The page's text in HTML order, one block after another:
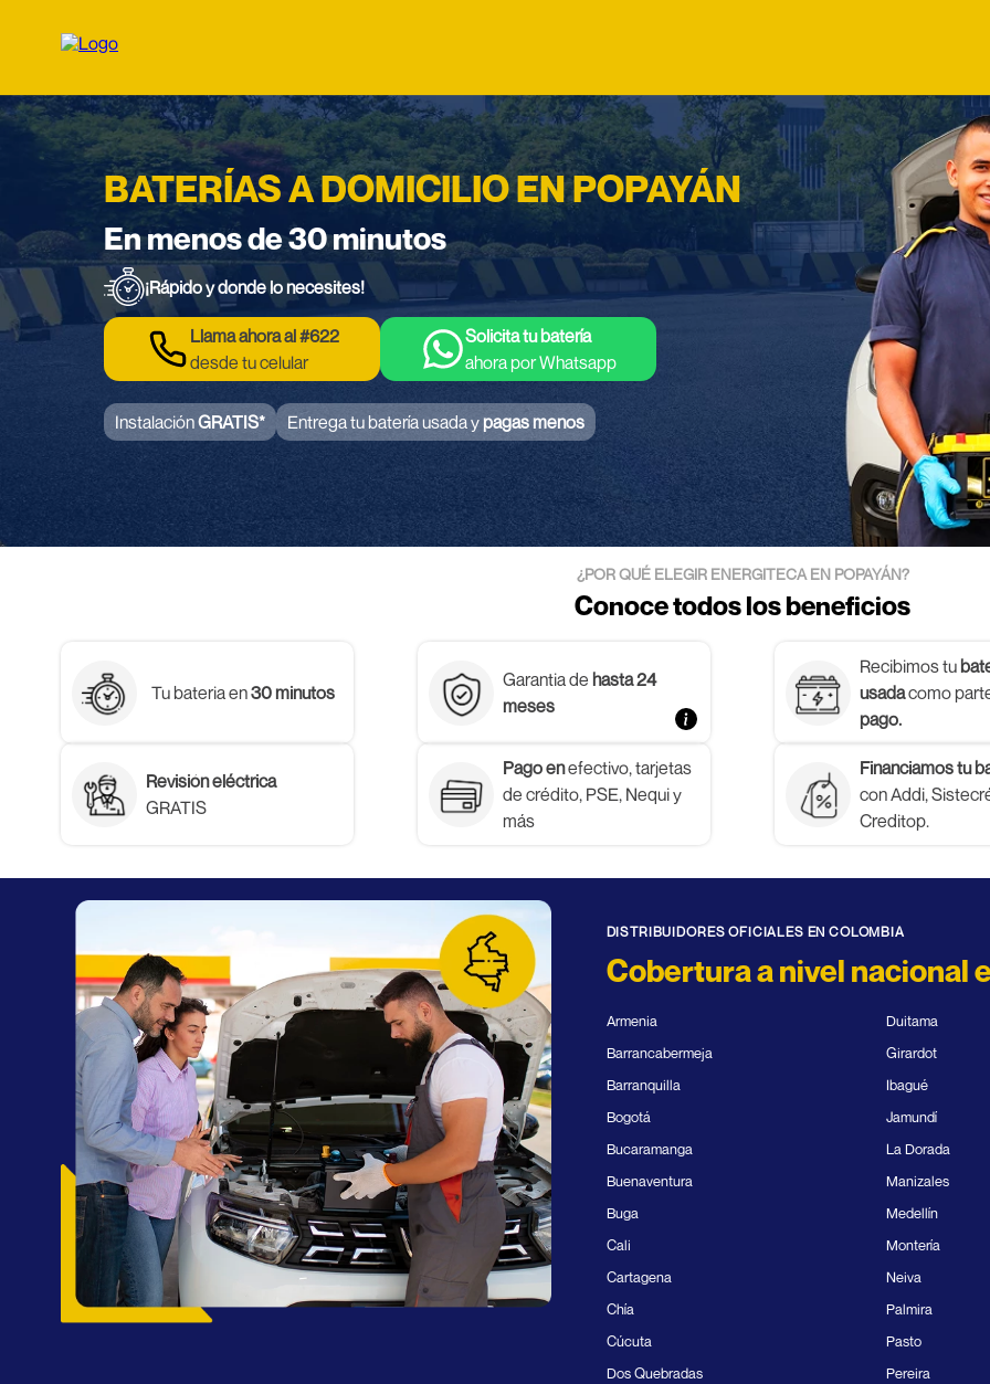
BATERÍAS A DOMICILIO EN POPAYÁN
En menos de 30 minutos
¡Rápido y donde lo necesites!
Llama ahora al #622
desde tu celular
Solicita tu batería
ahora por Whatsapp
InstalaciónGRATIS* Entrega tu batería usada y pagas menos
¿POR QUÉ ELEGIR ENERGITECA EN POPAYÁN?
Conoce todos los beneficios
Tu bateria en30 minutos
Garantia de hasta 24
meses
Recibimos tu
usadacomo
pago.
Revisión eléctrica
GRATIS
Pago enefectivo, tarjetas
de crédito, PSE, Nequi y
más
Financiamos tu
con Addi,
Creditop.
DISTRIBUIDORES OFICIALES EN COLOMBIA
Cobertura a nivel nacional
Armenia
Barrancabermeja
Barranquilla
Bogotá
Bucaramanga
Buenaventura
Buga
Cali
Cartagena
Chía
Cúcuta
Dos Quebradas
Duitama
Girardot
Ibagué
Jamundí
La Dorada
Manizales
Medellín
Montería
Neiva
Palmira
Pasto
Pereira